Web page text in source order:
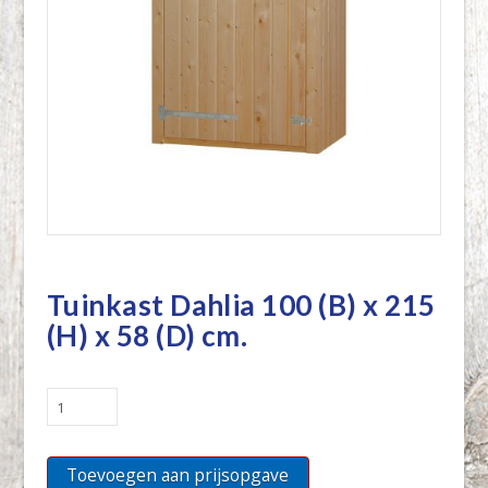
Tuinkast Dahlia 100 (B) x 215
(H) x 58 (D) cm.
Tuinkast
Dahlia
Toevoegen aan prijsopgave